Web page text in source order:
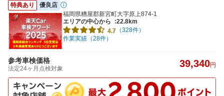
特典あり
優良店
福岡県糟屋郡新宮町大字原上874-1
エリアの中心から
:22.8km
4.7 （328件）
作業実績（28件）
参考車検価格
法定24ヶ月点検対象 39,340円